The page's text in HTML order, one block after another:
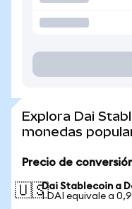
Explora Dai
monedas
Precio de
🇺🇸Dai Stablecoin a
1 DAI equivale a